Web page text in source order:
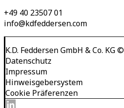
+49 40 23507 01
info@kdfeddersen.com
K.D. Feddersen GmbH & Co. KG©
Datenschutz
Impressum
Hinweisgebersystem
Cookie Präferenzen